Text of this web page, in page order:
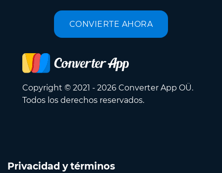
CONVIERTE AHORA
Copyright © 2021 - 2026 Converter App OÜ.
Todos los derechos reservados.
Privacidad y términos